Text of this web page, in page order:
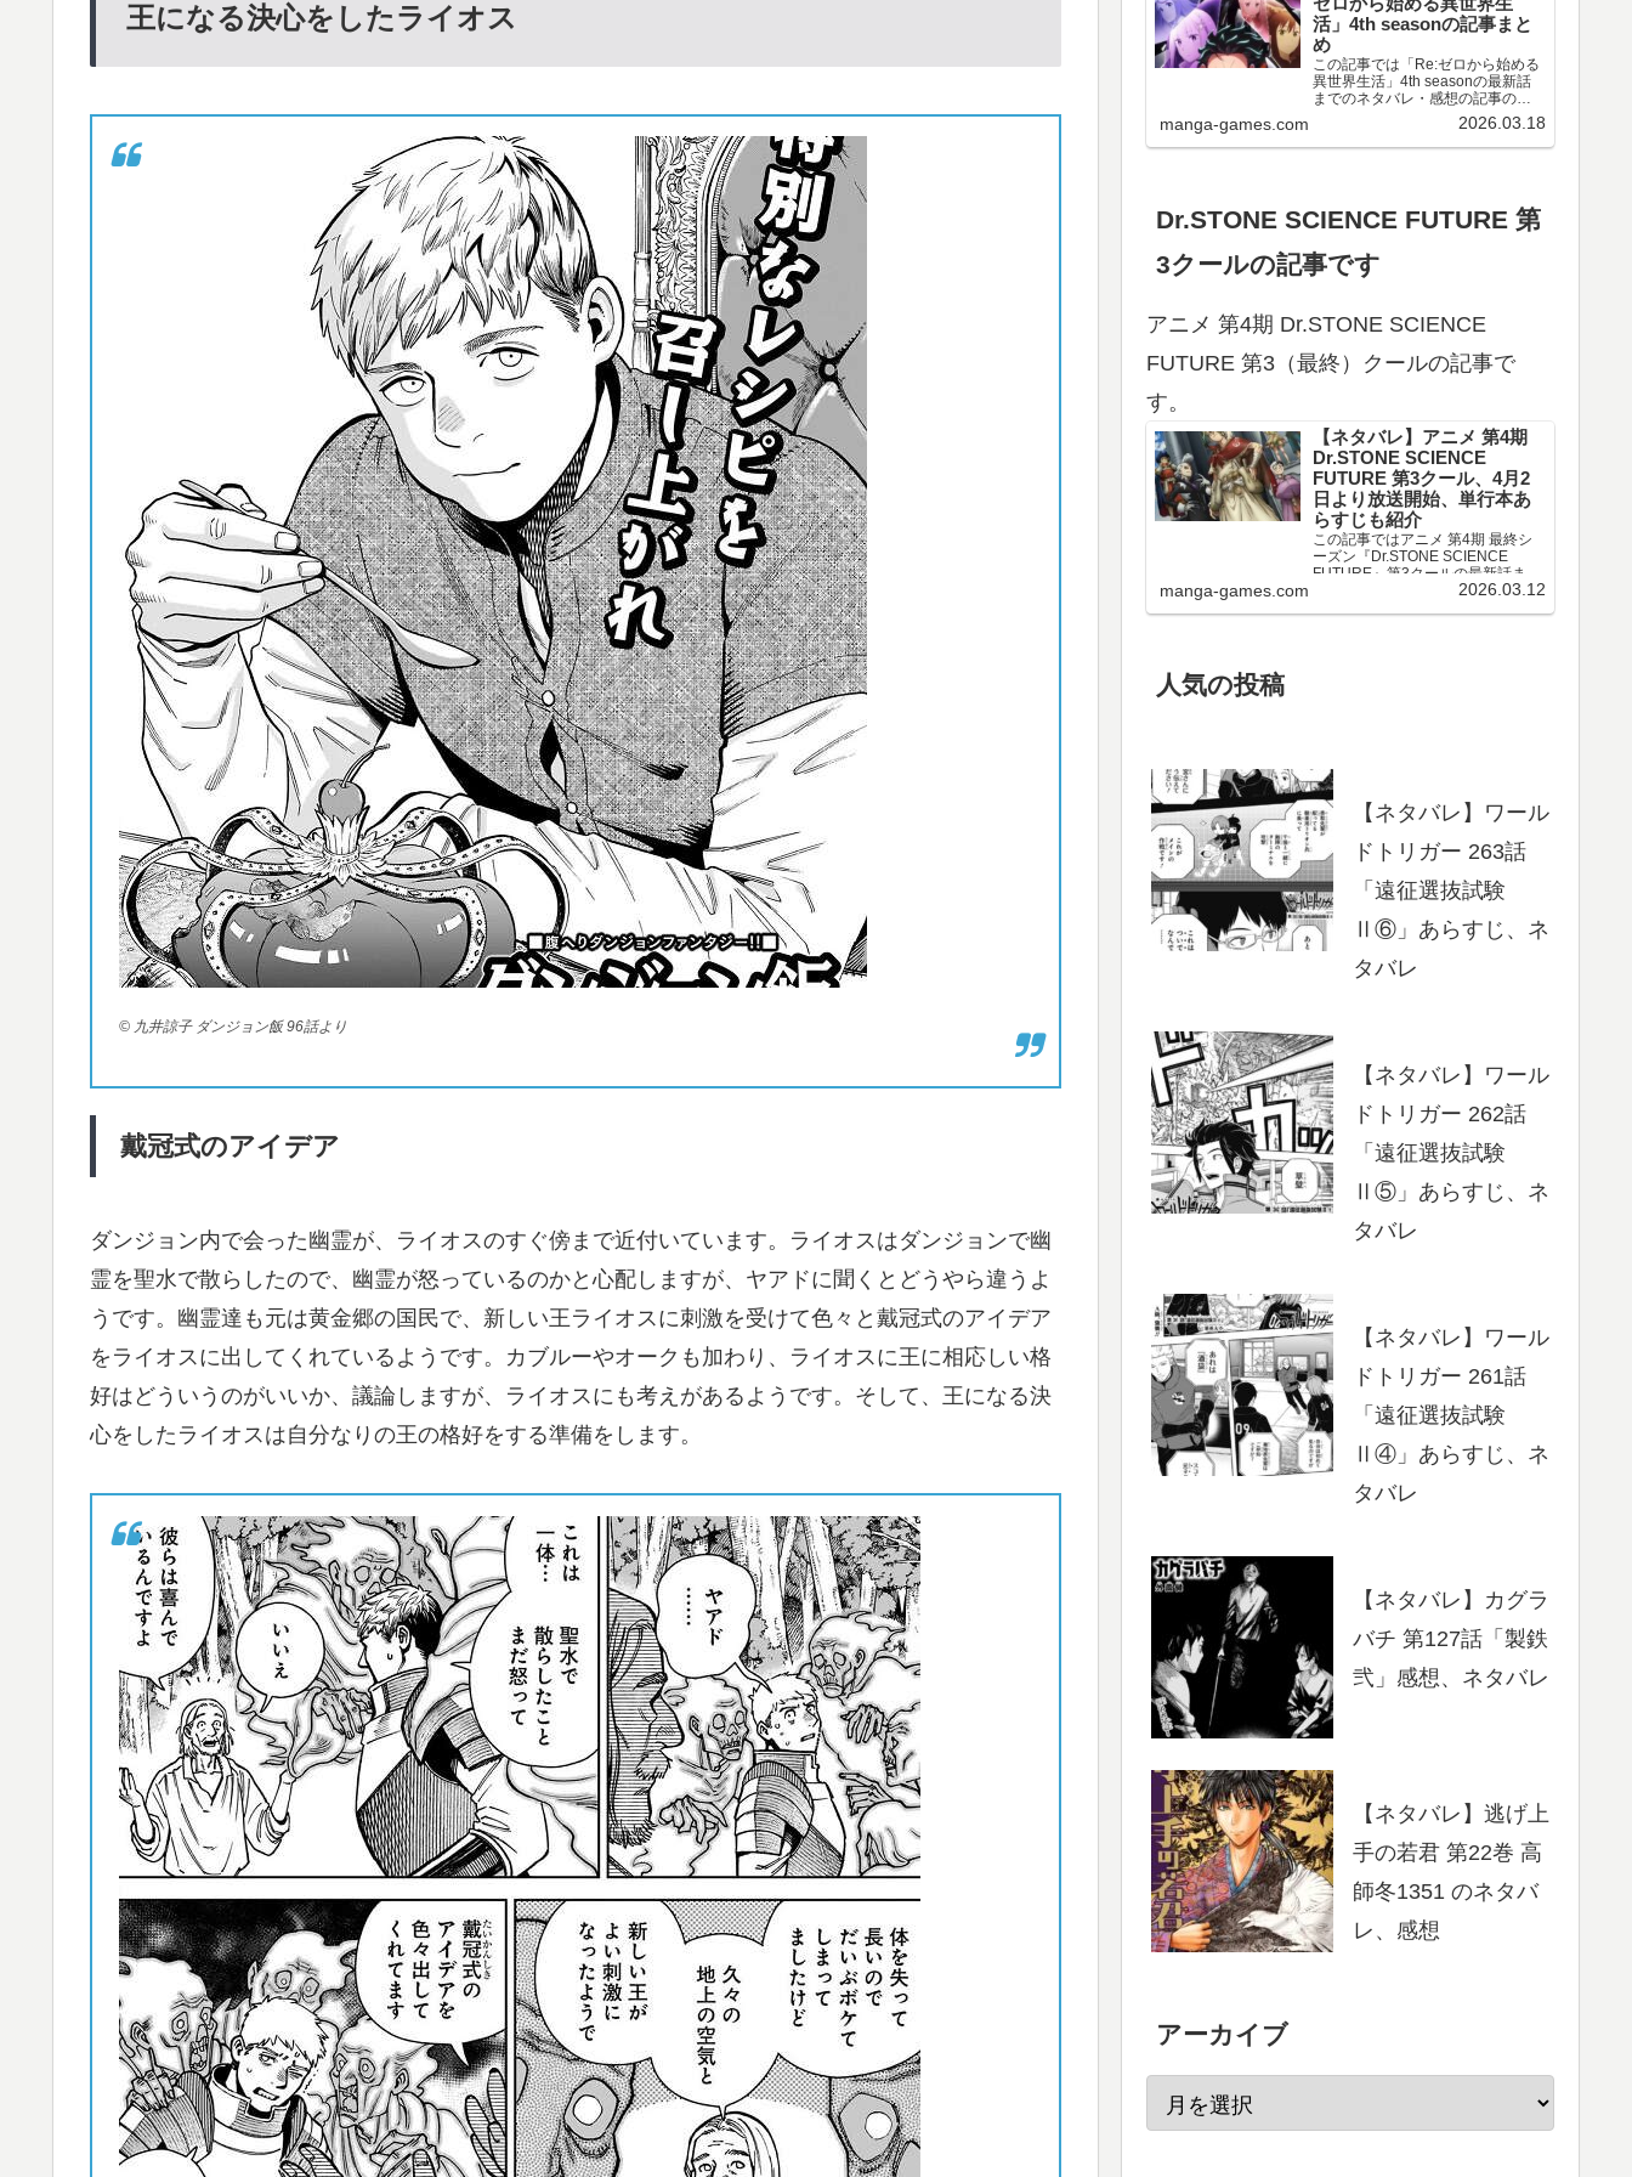
王になる決心をしたライオス
© 九井諒子 ダンジョン飯 96話より
戴冠式のアイデア
ダンジョン内で会った幽霊が、ライオスのすぐ傍まで近付いています。ライオスはダンジョンで幽
霊を聖水で散らしたので、幽霊が怒っているのかと心配しますが、ヤアドに聞くとどうやら違うよ
うです。幽霊達も元は黄金郷の国民で、新しい王ライオスに刺激を受けて色々と戴冠式のアイデア
をライオスに出してくれているようです。カブルーやオークも加わり、ライオスに王に相応しい格
好はどういうのがいいか、議論しますが、ライオスにも考えがあるようです。そして、王になる決
心をしたライオスは自分なりの王の格好をする準備をします。
ゼロから始める異世界生
活」4th seasonの記事まと
め
この記事では「Re:ゼロから始める
異世界生活」4th seasonの最新話
までのネタバレ・感想の記事のリ
ンクや、情報などをまとめていま
す。アニメ 「Re:ゼロから始める異
世界生活」4th season 第67～77話
manga-games.com 2026.03.18
Dr.STONE SCIENCE FUTURE 第
3クールの記事です
アニメ 第4期 Dr.STONE SCIENCE
FUTURE 第3（最終）クールの記事で
す。
【ネタバレ】アニメ 第4期
Dr.STONE SCIENCE
FUTURE 第3クール、4月2
日より放送開始、単行本あ
らすじも紹介
この記事ではアニメ 第4期 最終シ
ーズン『Dr.STONE SCIENCE
FUTURE』第3クールの最新話まで
のネタバレ・感想、さらに単行本
manga-games.com 2026.03.12
人気の投稿
【ネタバレ】ワール
ドトリガー 263話
「遠征選抜試験
Ⅱ⑥」あらすじ、ネ
タバレ
【ネタバレ】ワール
ドトリガー 262話
「遠征選抜試験
Ⅱ⑤」あらすじ、ネ
タバレ
【ネタバレ】ワール
ドトリガー 261話
「遠征選抜試験
Ⅱ④」あらすじ、ネ
タバレ
【ネタバレ】カグラ
バチ 第127話「製鉄
弐」感想、ネタバレ
【ネタバレ】逃げ上
手の若君 第22巻 高
師冬1351 のネタバ
レ、感想
アーカイブ